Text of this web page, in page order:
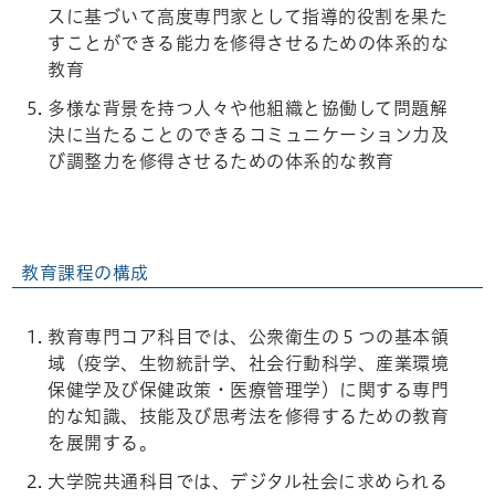
スに基づいて高度専門家として指導的役割を果た
すことができる能力を修得させるための体系的な
教育
多様な背景を持つ人々や他組織と協働して問題解
決に当たることのできるコミュニケーション力及
び調整力を修得させるための体系的な教育
教育課程の構成
教育専門コア科目では、公衆衛生の５つの基本領
域（疫学、生物統計学、社会行動科学、産業環境
保健学及び保健政策・医療管理学）に関する専門
的な知識、技能及び思考法を修得するための教育
を展開する。
大学院共通科目では、デジタル社会に求められる